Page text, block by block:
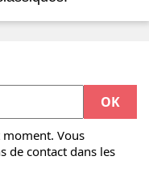
Vous
de contact dans les